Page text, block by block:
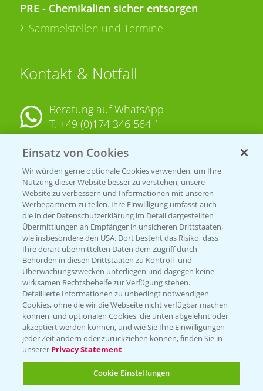
PRE - Chemikalien sicher entsorgen
Sammelstellen und Termine
Kontakt & Notfall
Beratung auf WhatsApp
T. +49 (0)174 346 564 1
KONTAKT
Hilfe in Notfällen
T.+49 (0)214/30-20220
Folgen Sie uns
Einsatz von Cookies
Wir würden gerne optionale Cookies verwenden, um Ihre
Nutzung dieser Website besser zu verstehen, unsere
Website zu verbessern und Informationen mit unseren
Werbepartnern zu teilen. Ihre Einwilligung umfasst auch
die in der Datenschutzerklärung im Detail dargestellten
Übermittlungen an Empfänger in unsicheren Drittstaaten,
wie insbesondere den USA. Dort besteht das Risiko, dass
Ihre derart übermittelten Daten dem Zugriff durch
Behörden in diesen Drittstaaten zu Kontroll- und
Überwachungszwecken unterliegen und dagegen keine
wirksamen Rechtsbehelfe zur Verfügung stehen.
Detaillierte Informationen zu unbedingt notwendigen
Cookies, ohne die wir die Webseite nicht verfügbar machen
können, und optionalen Cookies, die unten abgelehnt oder
akzeptiert werden können, und wie Sie Ihre Einwilligungen
jeder Zeit ändern oder zurückziehen können, finden Sie in
unserer Privacy Statement
Cookie Einstellungen